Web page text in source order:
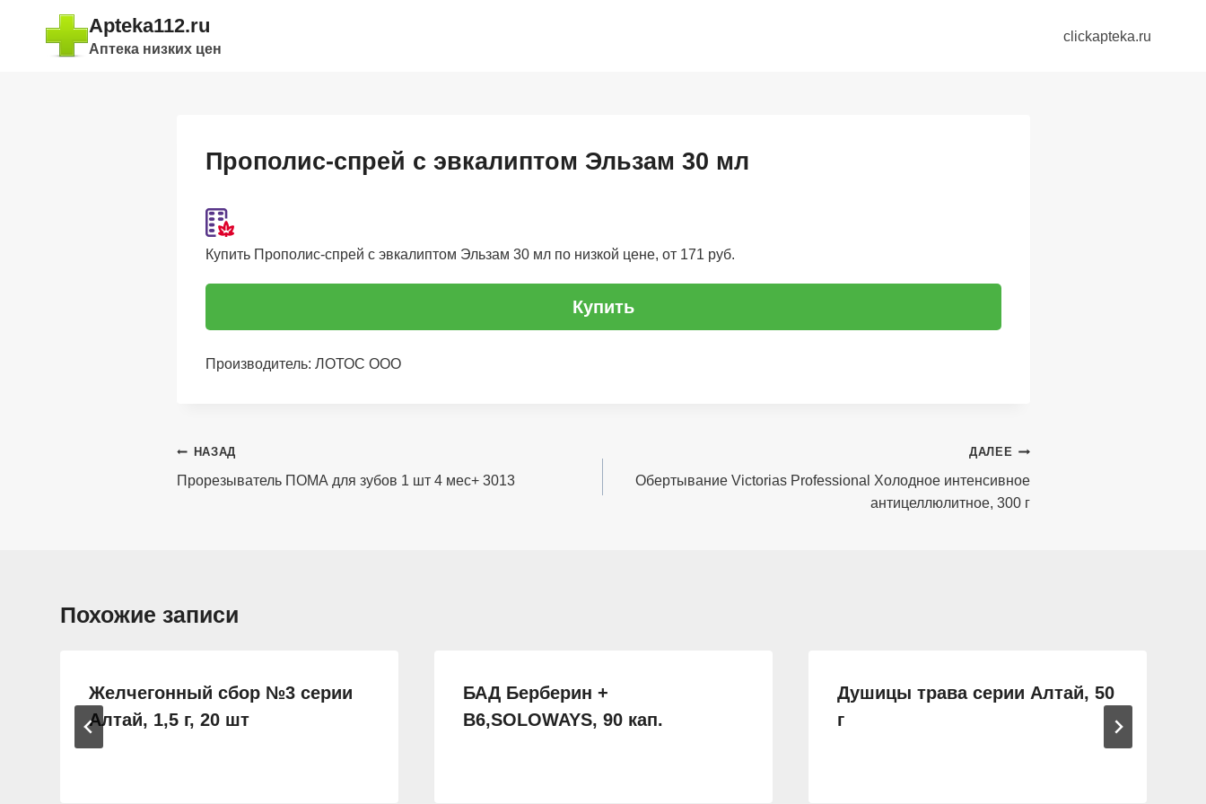
содержимому
Apteka112.ru
Аптека низких цен
clickapteka.ru
Прополис-спрей с эвкалиптом Эльзам 30 мл
Купить Прополис-спрей с эвкалиптом Эльзам 30 мл по низкой цене, от 171 руб.
Купить
Производитель: ЛОТОС ООО
Навигация
по
НАЗАД
Прорезыватель ПОМА для зубов 1 шт 4 мес+ 3013
ДАЛЕЕ
Обертывание Victorias Professional Холодное интенсивное
антицеллюлитное, 300 г
Похожие записи
Желчегонный сбор №3 серии
Алтай, 1,5 г, 20 шт
БАД Берберин +
В6,SOLOWAYS, 90 кап.
Душицы трава серии Алтай, 50
г